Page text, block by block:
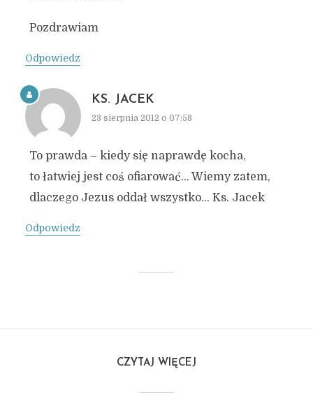
Pozdrawiam
Odpowiedz
KS. JACEK
23 sierpnia 2012 o 07:58
To prawda – kiedy się naprawdę kocha,
to łatwiej jest coś ofiarować… Wiemy zatem,
dlaczego Jezus oddał wszystko… Ks. Jacek
Odpowiedz
CZYTAJ WIĘCEJ